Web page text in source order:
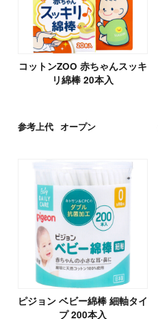
コットンZOO 赤ちゃんスッキ
リ綿棒 20本入
参考上代 オープン
ピジョン ベビー綿棒 細軸タイ
プ 200本入